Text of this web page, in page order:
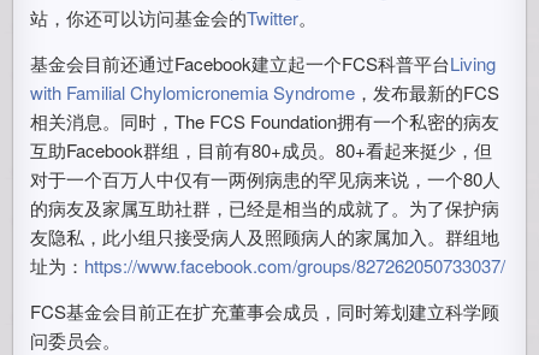
站，你还可以访问基金会的Twitter。
基金会目前还通过Facebook建立起一个FCS科普平台Living
with Familial Chylomicronemia Syndrome ，发布最新的FCS
相关消息。同时，The FCS Foundation拥有一个私密的病友
互助Facebook群组，目前有80+成员。80+看起来挺少，但
对于一个百万人中仅有一两例病患的罕见病来说，一个80人
的病友及家属互助社群，已经是相当的成就了。为了保护病
友隐私，此小组只接受病人及照顾病人的家属加入。群组地
址为： https://www.facebook.com/groups/827262050733037/
FCS基金会目前正在扩充董事会成员，同时筹划建立科学顾
问委员会。